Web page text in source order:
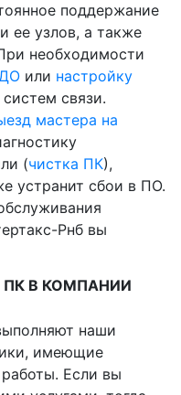
поддержание
ее узлов, а также
необходимости
или настройку
связи.
мастера на
(чистка ПК),
устранит сбои в ПО.
Рнб вы
В КОМПАНИИ
наши
имеющие
Если вы